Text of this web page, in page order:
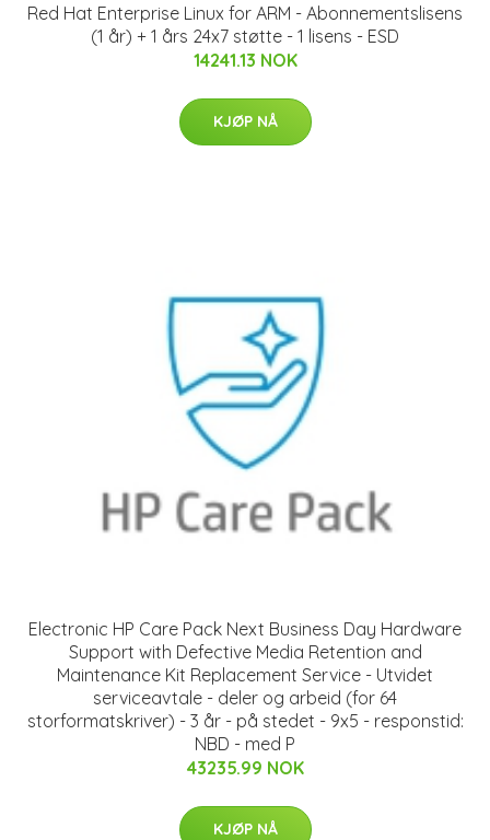
Red Hat Enterprise Linux for ARM - Abonnementslisens
(1 år) + 1 års 24x7 støtte - 1 lisens - ESD
14241.13 NOK
KJØP NÅ
Electronic HP Care Pack Next Business Day Hardware
Support with Defective Media Retention and
Maintenance Kit Replacement Service - Utvidet
serviceavtale - deler og arbeid (for 64
storformatskriver) - 3 år - på stedet - 9x5 - responstid:
NBD - med P
43235.99 NOK
KJØP NÅ